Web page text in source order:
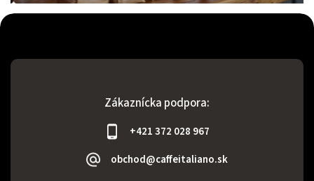
Zákaznícka podpora:
+421 372 028 967
obchod@caffeitaliano.sk